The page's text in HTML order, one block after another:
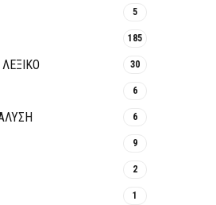
5
185
30
6
6
9
2
1